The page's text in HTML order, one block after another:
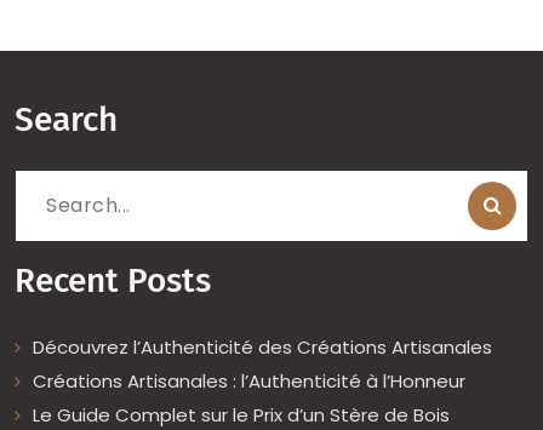
Search
Search
Recent Posts
Découvrez l’Authenticité des Créations Artisanales
Créations Artisanales : l’Authenticité à l’Honneur
Le Guide Complet sur le Prix d’un Stère de Bois